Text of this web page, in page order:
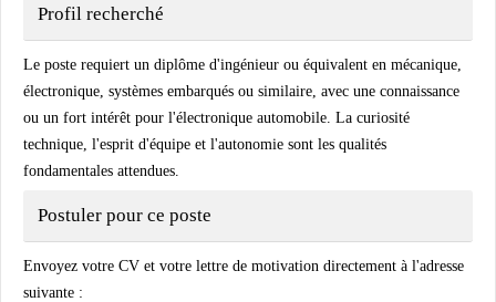
Profil recherché
Le poste requiert un diplôme d'ingénieur ou équivalent en mécanique,
électronique, systèmes embarqués ou similaire, avec une connaissance
ou un fort intérêt pour l'électronique automobile. La curiosité
technique, l'esprit d'équipe et l'autonomie sont les qualités
fondamentales attendues.
Postuler pour ce poste
Envoyez votre CV et votre lettre de motivation directement à l'adresse
suivante :